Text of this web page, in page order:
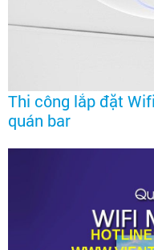
Thi công lắp đặt
quán bar